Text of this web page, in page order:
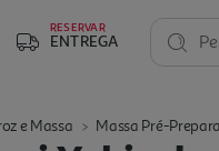
RESERVAR
ENTREGA
e Massa Massa Pré-